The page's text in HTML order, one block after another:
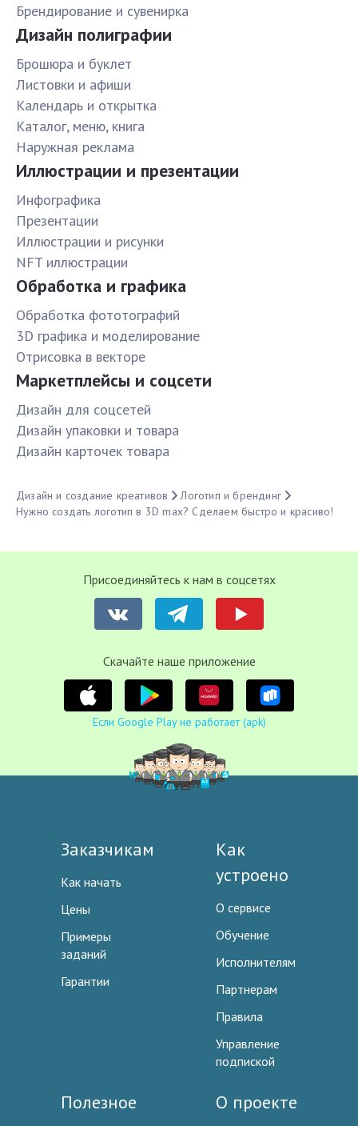
Брендирование и сувенирка
Дизайн полиграфии
Брошюра и буклет
Листовки и афиши
Календарь и открытка
Каталог, меню, книга
Наружная реклама
Иллюстрации и презентации
Инфографика
Презентации
Иллюстрации и рисунки
NFT иллюстрации
Обработка и графика
Обработка фототографий
3D графика и моделирование
Отрисовка в векторе
Маркетплейсы и соцсети
Дизайн для соцсетей
Дизайн упаковки и товара
Дизайн карточек товара
Дизайн и создание креативов
Логотип и брендинг
Нужно создать логотип в 3D max? Сделаем быстро и красиво!
Присоединяйтесь к нам в соцсетях
Cкачайте наше приложение
Если Google Play не работает (apk)
Заказчикам
Как начать
Цены
Примеры
заданий
Гарантии
Как
устроено
О сервисе
Обучение
Исполнителям
Партнерам
Правила
Управление
подпиской
Полезное О проекте